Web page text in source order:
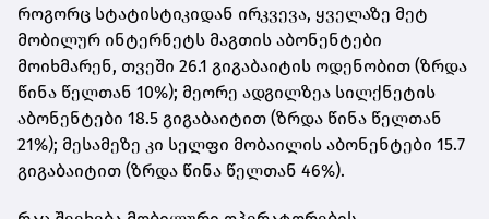
როგორც სტატისტიკიდან ირკვევა, ყველაზე მეტ
მობილურ ინტერნეტს მაგთის აბონენტები
მოიხმარენ, თვეში 26.1 გიგაბაიტის ოდენობით (ზრდა
წინა წელთან 10%); მეორე ადგილზეა სილქნეტის
აბონენტები 18.5 გიგაბაიტით (ზრდა წინა წელთან
21%); მესამეზე კი სელფი მობაილის აბონენტები 15.7
გიგაბაიტით (ზრდა წინა წელთან 46%).